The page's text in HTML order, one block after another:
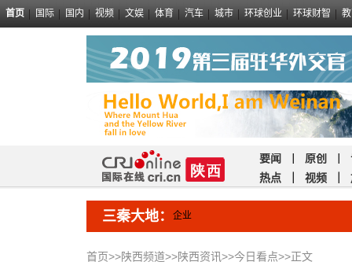
首页 国际 国内 视频 文娱 体育 汽车 城市 环球创业 环球财智
要闻 原创
热点
视频
三秦大地： 企业
首页>>陕西频道>>陕西资讯>>今日看点>>正文